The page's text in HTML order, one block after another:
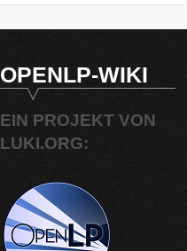
OPENLP-WIKI
EIN PROJEKT VON
LUKI.ORG: